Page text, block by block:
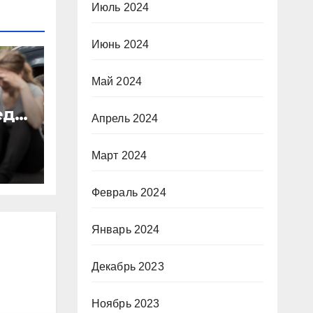
Июль 2024
Июнь 2024
Май 2024
Апрель 2024
Март 2024
Февраль 2024
Январь 2024
Декабрь 2023
Ноябрь 2023